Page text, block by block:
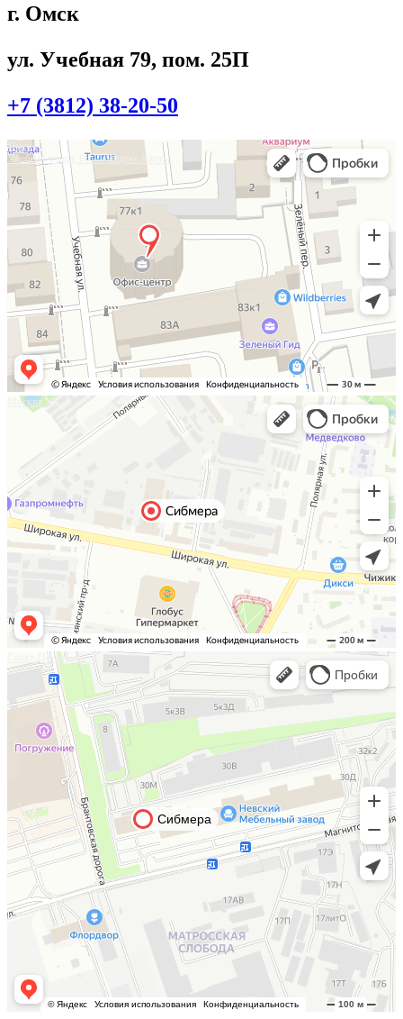
г. Омск
ул. Учебная 79, пом. 25П
+7 (3812) 38-20-50
Омск
Учебная улица, 86 — Яндекс.Карты
Москва
Санкт-Петербург